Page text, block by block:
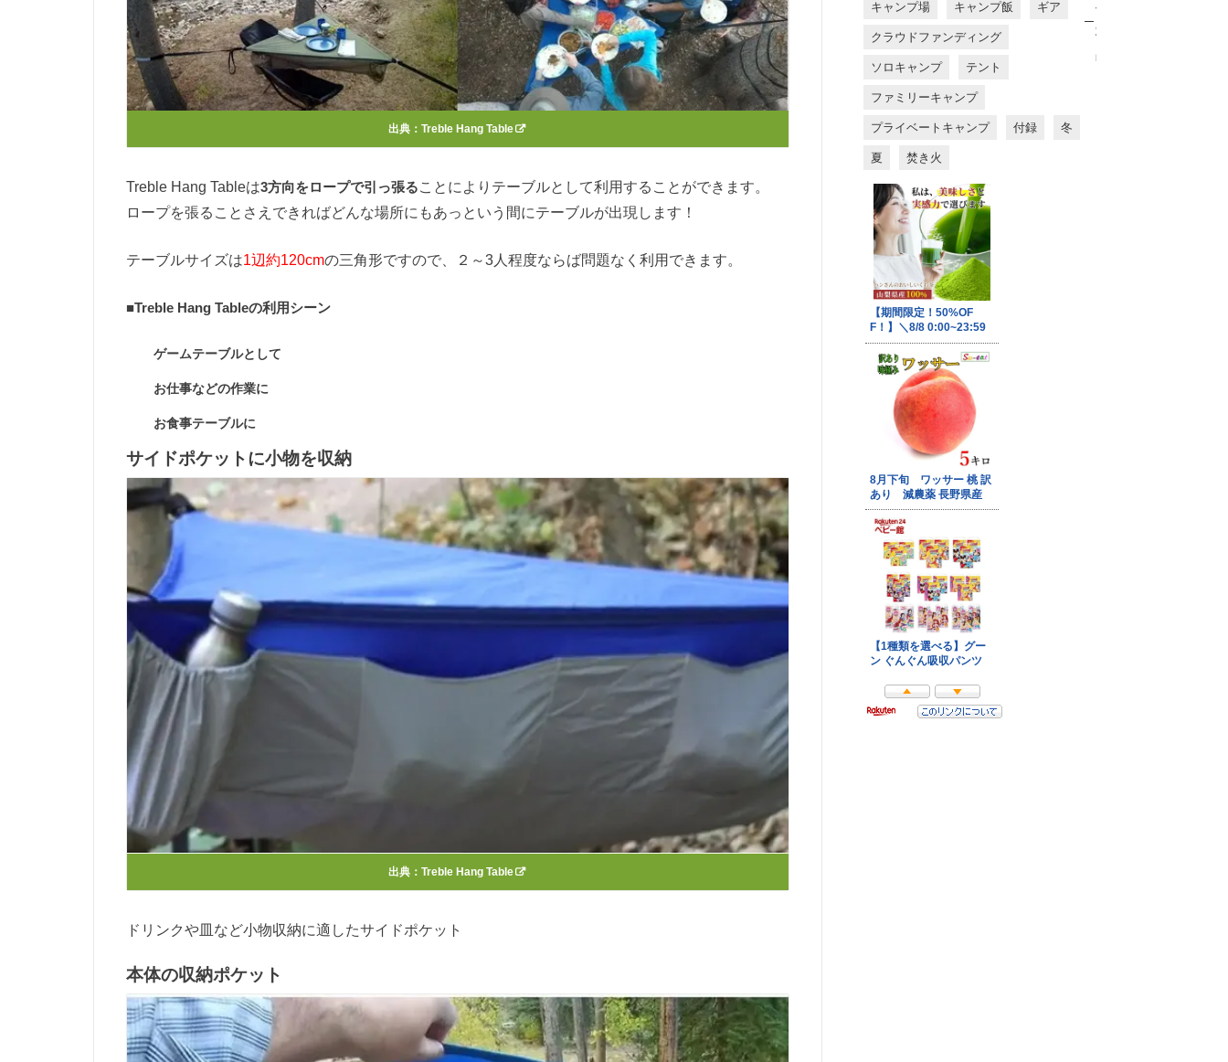
出典： Treble Hang Table
Treble Hang Tableは3方向をロープで引っ張ることによりテーブルとして利用することができます。
ロープを張ることさえできればどんな場所にもあっという間にテーブルが出現します！
テーブルサイズは1辺約120cmの三角形ですので、２～3人程度ならば問題なく利用できます。
■Treble Hang Tableの利用シーン
ゲームテーブルとして
お仕事などの作業に
お食事テーブルに
サイドポケットに小物を収納
出典： Treble Hang Table
ドリンクや皿など小物収納に適したサイドポケット
本体の収納ポケット
キャンプ場 キャンプ飯 ギア
クラウドファンディング
ソロキャンプ テント
ファミリーキャンプ
プライベートキャンプ 付録 冬
夏 焚き火
す
め
商
品